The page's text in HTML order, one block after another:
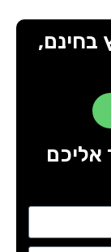
בחינם,
אליכם